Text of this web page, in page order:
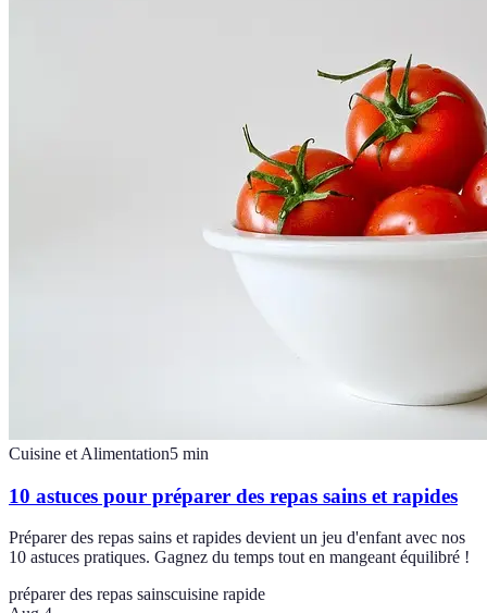
Cuisine et Alimentation5 min
10 astuces pour préparer des repas sains et rapides
Préparer des repas sains et rapides devient un jeu d'enfant avec nos
10 astuces pratiques. Gagnez du temps tout en mangeant équilibré !
préparer des repas sainscuisine rapide